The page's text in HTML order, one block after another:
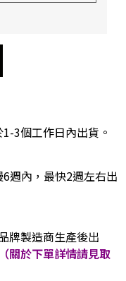
3個工作日內出貨。
週內，最快2週左右出
牌製造商生產後出
（關於下單詳情請見取